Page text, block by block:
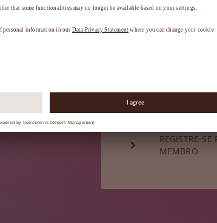
ESQUECEU
Ainda não é
REGISTRE-
MEMBRO